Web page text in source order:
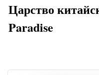
Царство
Paradise